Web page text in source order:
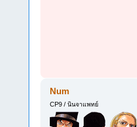
Num
CP9 / นินจาแพทย์